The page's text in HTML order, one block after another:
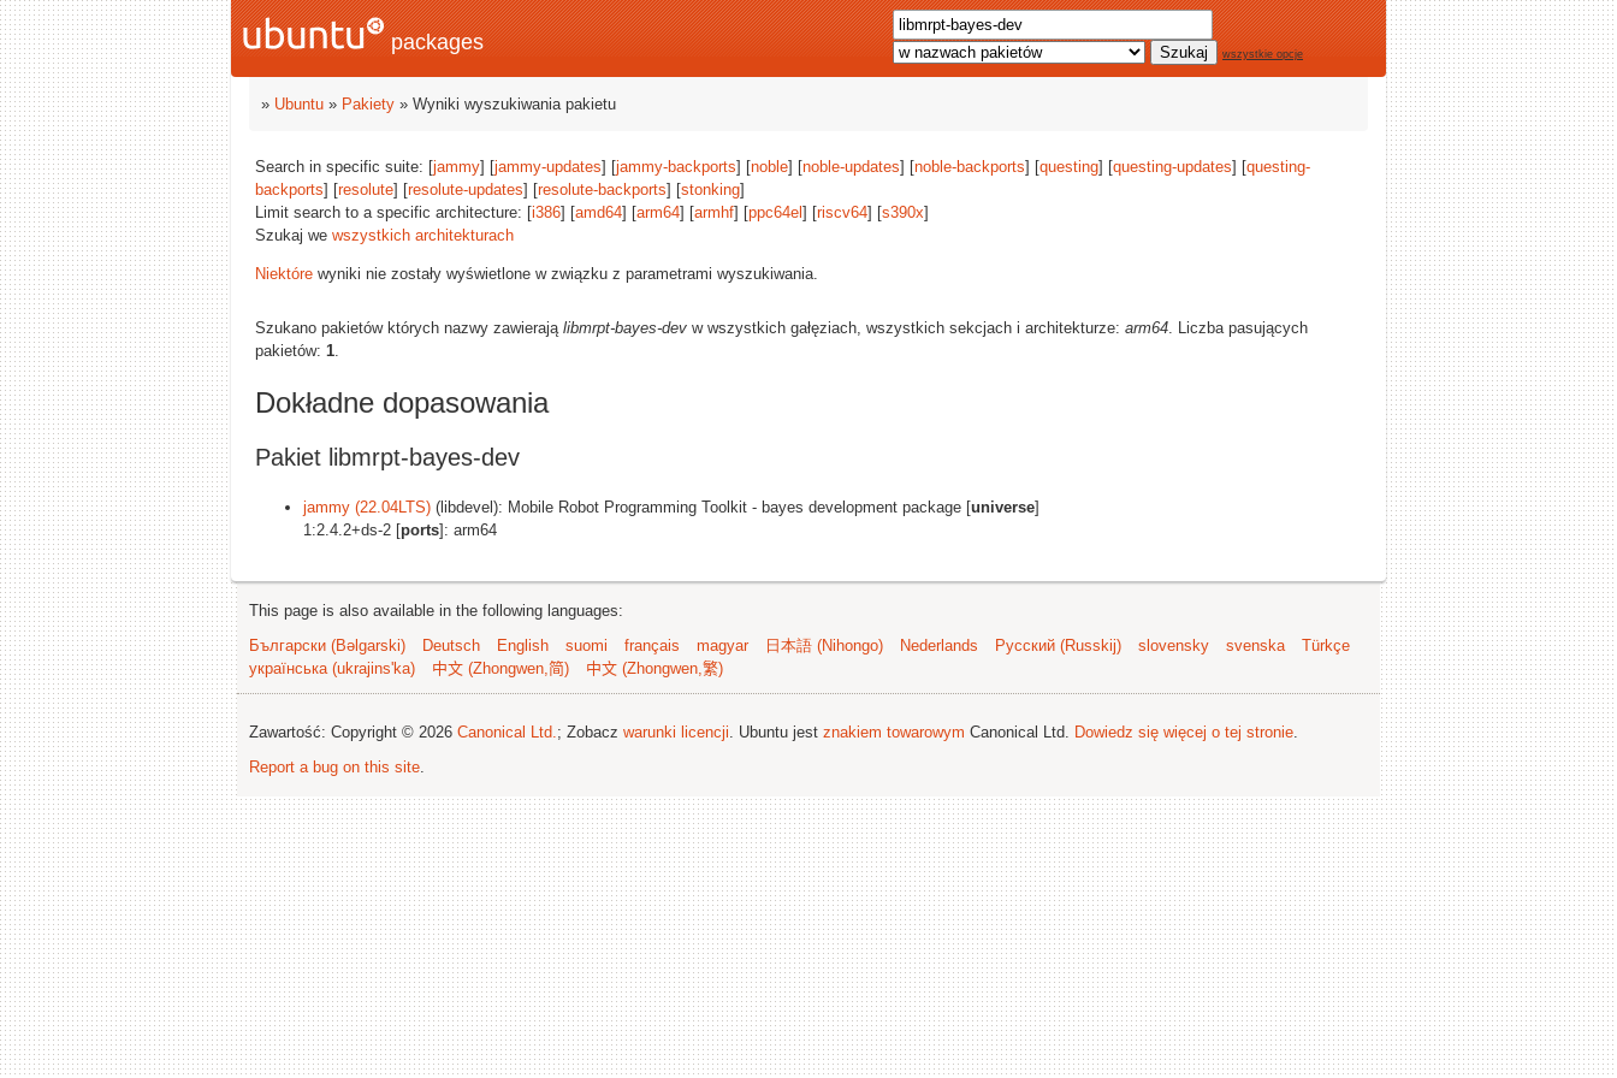
packages wszystkie opcje
» Ubuntu » Pakiety » Wyniki wyszukiwania pakietu
Search in specific suite: [jammy] [jammy-updates] [jammy-backports] [noble] [noble-updates] [noble-backports] [questing] [questing-updates] [questing-
backports] [resolute] [resolute-updates] [resolute-backports] [stonking]
Limit search to a specific architecture: [i386] [amd64] [arm64] [armhf] [ppc64el ] [riscv64] [s390x]
Szukaj we wszystkich architekturach
Niektóre wyniki nie zostały wyświetlone w związku z parametrami wyszukiwania.
Szukano pakietów których nazwy zawierają libmrpt-bayes-dev w wszystkich gałęziach, wszystkich sekcjach i architekturze: arm64. Liczba pasujących
pakietów: 1.
Dokładne dopasowania
Pakiet libmrpt-bayes-dev
jammy (22.04LTS) (libdevel): Mobile Robot Programming Toolkit - bayes development package [universe]
1:2.4.2+ds-2 [ports]: arm64
This page is also available in the following languages:
Български (Bəlgarski)
Deutsch English suomi français magyar 日本語 (Nihongo) Nederlands Русский (Russkij) slovensky svenska
Türkçe
українська (ukrajins'ka)
中文 (Zhongwen,简) 中文 (Zhongwen,繁)
Zawartość: Copyright © 2026 Canonical Ltd. ; Zobacz warunki licencji . Ubuntu jest znakiem towarowym Canonical Ltd. Dowiedz się więcej o tej stronie
Report a bug on this site